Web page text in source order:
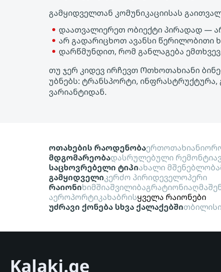
გამყიდველთან კომუნიკაციისას
დაათვალიერეთ ობიექტი პირადად —
არ გადარიცხოთ ავანსი წერილობითი
დარწმუნდით, რომ განლაგება
თუ ჯერ კიდევ ირჩევთ Ოთხოთახიანი
უბნებს: ტრანსპორტი, ინფრასტრუქტურა,
ვარიანტიდან.
ოთახების რაოდენობაერთოთახიანი
მდგომარეობადასრულებული რემონტი
საცხოვრებელი ტიპიახალი მშენებლობა
გამყიდველიკერძო პირიდეველოპერი
რაიონიხიმშიაშვილიბაგრატიონი
აეროპორტიკახაბრისყველა რაიონები
უძრავი ქონება სხვა ქალაქებში
Kalaki.ge